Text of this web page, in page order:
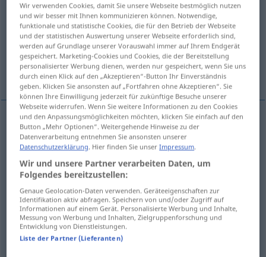
herausgebenv/t <irr >
Übersicht aller Übersetzungen
(Für mehr Details die Übersetzung anklicken/antippen)
zwracać, podać, wydać
pod(aw)ać(durchs Fensterprzez okno)
herausgeben
wyd(aw)ać herausgeben
usw
zwracać<zwrócić> herausgeben
Wir verwenden Cookies, damit Sie unsere Webseite bestmöglich nutzen
und wir besser mit Ihnen kommunizieren können. Notwendige,
funktionale und statistische Cookies, die für den Betrieb der Webseite
und der statistischen Auswertung unserer Webseite erforderlich sind,
werden auf Grundlage unserer Vorauswahl immer auf Ihrem Endgerät
gespeichert. Marketing-Cookies und Cookies, die der Bereitstellung
personalisierter Werbung dienen, werden nur gespeichert, wenn Sie uns
durch einen Klick auf den „Akzeptieren“-Button Ihr Einverständnis
geben. Klicken Sie ansonsten auf „Fortfahren ohne Akzeptieren“. Sie
können Ihre Einwilligung jederzeit für zukünftige Besuche unserer
Webseite widerrufen. Wenn Sie weitere Informationen zu den Cookies
und den Anpassungsmöglichkeiten möchten, klicken Sie einfach auf den
Button „Mehr Optionen“. Weitergehende Hinweise zu der
Datenverarbeitung entnehmen Sie ansonsten unserer
Datenschutzerklärung. Hier finden Sie unserImpressum.
Wir und unsere Partner verarbeiten Daten, um
Folgendes bereitzustellen:
Genaue Geolocation-Daten verwenden. Geräteeigenschaften zur
Identifikation aktiv abfragen. Speichern von und/oder Zugriff auf
Informationen auf einem Gerät. Personalisierte Werbung und Inhalte,
Messung von Werbung und Inhalten, Zielgruppenforschung und
Entwicklung von Dienstleistungen.
Liste der Partner (Lieferanten)